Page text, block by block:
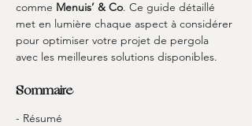
comme Menuis’ & Co. Ce guide détaillé
met en lumière chaque aspect à considérer
pour optimiser votre projet de pergola
avec les meilleures solutions disponibles.
Sommaire
- Résumé